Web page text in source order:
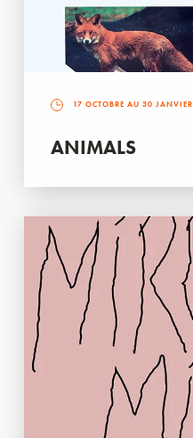
17 OCTOBRE AU 30 JANVIER
ANIMALS